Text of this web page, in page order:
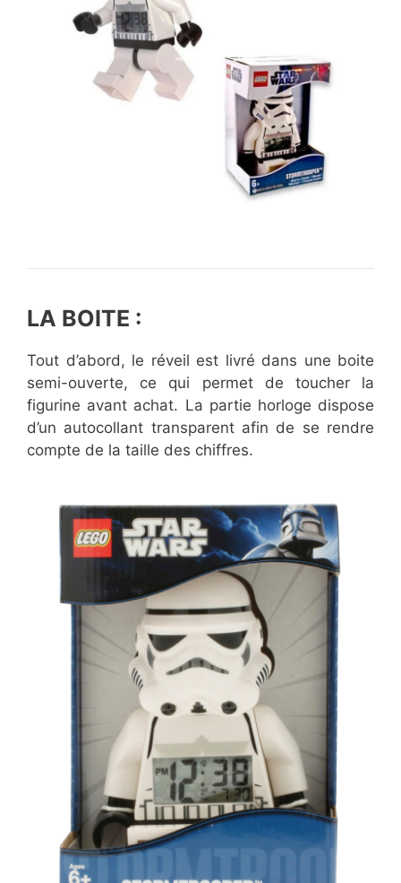
LA BOITE :
Tout d’abord, le réveil est livré dans une boite
semi-ouverte, ce qui permet de toucher la
figurine avant achat. La partie horloge dispose
d’un autocollant transparent afin de se rendre
compte de la taille des chiffres.